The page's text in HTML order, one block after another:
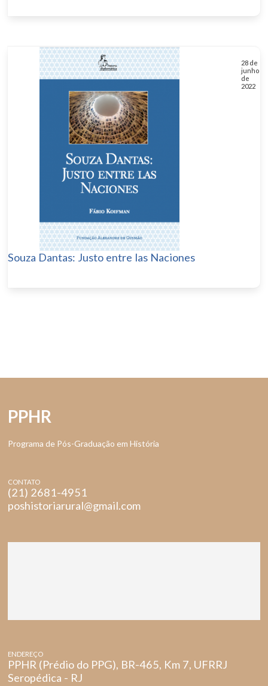
28 de
junho
de
2022
Souza Dantas: Justo entre las Naciones
PPHR
Programa de Pós-Graduação em História
CONTATO
(21) 2681-4951
poshistoriarural@gmail.com
ENDEREÇO
PPHR (Prédio do PPG), BR-465, Km 7, UFRRJ
Seropédica - RJ